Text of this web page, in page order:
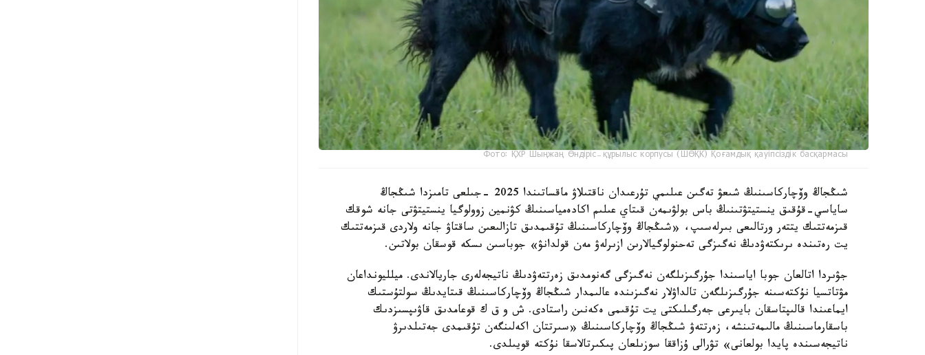
Фото: ҚХР Шыңжаң Өндіріс-құрылыс корпусы (ШӨҚК) Қоғамдық қауіпсіздік басқармасы
شىڭجاڭ وۆچاركاسىنىڭ شىعۋ تەگىن عىلىمي تۇرعىدان ناقتىلاۋ ماقساتىندا 2025 -جىلعى تامىزدا شىڭجاڭ
ساياسي-قۇقىق ينستيتۋتىنىڭ باس بولۋىمەن قىتاي عىلىم اكادەمياسىنىڭ كۋنمين زوولوگيا ينستيتۋتى جانە شوقك
قىزمەتتىك يتتەر ورتالىعى بىرلەسىپ، «شىڭجاڭ وۆچاركاسىنىڭ تۇقىمدىق تازالىعىن ساقتاۋ جانە ولاردى قىزمەتتىك
يت رەتىندە ىرىكتەۋدىڭ نەگىزگى تەحنولوگيالارىن ازىرلەۋ مەن قولدانۋ» جوباسىن ىسكە قوسقان بولاتىن.
جۋىردا اتالعان جوبا اياسىندا جۇرگىزىلگەن نەگىزگى گەنومدىق زەرتتەۋدىڭ ناتيجەلەرى جاريالاندى. ميلليونداعان
مۋتاتسيا نۇكتەسىنە جۇرگىزىلگەن تالداۋلار نەگىزىندە عالىمدار شىڭجاڭ وۆچاركاسىنىڭ قىتايدىڭ سولتۇستىك
ايماعىندا قالىپتاسقان بايىرعى جەرگىلىكتى يت تۇقىمى ەكەنىن راستادى. ش و ق ك قوعامدىق قاۋىپسىزدىك
باسقارماسىنىڭ مالىمەتىنشە، زەرتتەۋ شىڭجاڭ وۆچاركاسىنىڭ «سىرتتان اكەلىنگەن تۇقىمدى جەتىلدىرۋ
ناتيجەسىندە پايدا بولعانى» تۋرالى ۇزاققا سوزىلعان پىكىرتالاسقا نۇكتە قويىلدى.